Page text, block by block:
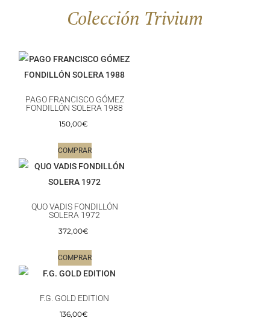
Colección Trivium
PAGO FRANCISCO GÓMEZ
FONDILLÓN SOLERA 1988
150,00€
COMPRAR
QUO VADIS FONDILLÓN
SOLERA 1972
372,00€
COMPRAR
F.G. GOLD EDITION
136,00€